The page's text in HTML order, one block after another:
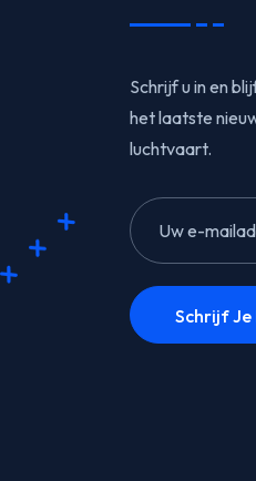
Schrijf u in en
het laatste
luchtvaart.
Schrijf Je